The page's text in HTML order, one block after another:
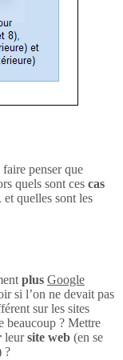
penser que
quels sont ces cas
et quelles sont les
plus Google
si l’on ne devait pas
sur les sites
beaucoup ? Mettre
leursite web (en se
?